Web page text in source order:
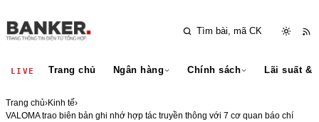
LIVE Trang chủ Ngân hàng Chính sách Lãi suất &
Trang chủ›Kinh tế›
VALOMA trao biên bản ghi nhớ hợp tác truyền thông với 7 cơ quan báo chí